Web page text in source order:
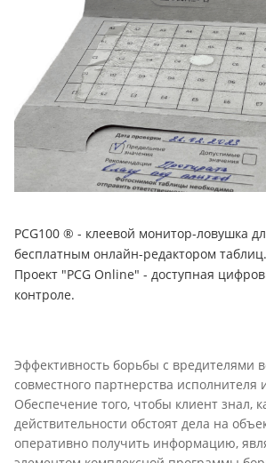
PCG100 ® - клеевой монитор-ловушка
бесплатным онлайн-редактором таблиц.
Проект "PCG Online" - доступная
контроле.
Эффективность борьбы с вредителями
совместного партнерства исполнителя
Обеспечение того, чтобы клиент знал,
действительности обстоят дела на
оперативно получить информацию,